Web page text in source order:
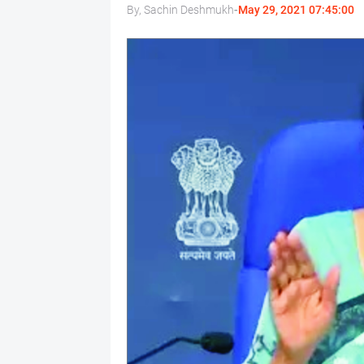
By, Sachin Deshmukh-May 29, 2021 07:45:00